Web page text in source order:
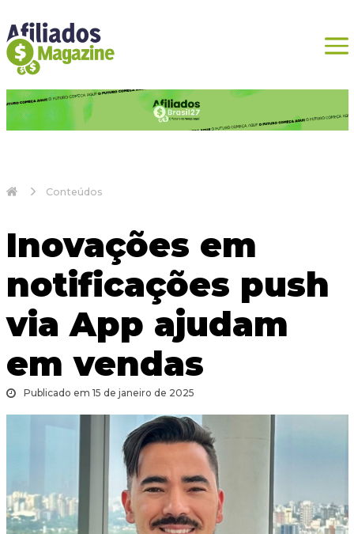
Conteúdos
Inovações em
notificações push
via App ajudam
em vendas
Publicado em 15 de janeiro de 2025